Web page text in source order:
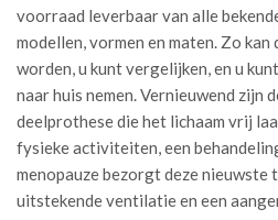
voorraad leverbaar van alle
modellen, vormen en maten. Zo
worden, u kunt vergelijken, en u
naar huis nemen. Vernieuwend zijn
deelprothese die het lichaam vrij
fysieke activiteiten, een
menopauze bezorgt deze nieuwste
uitstekende ventilatie en een